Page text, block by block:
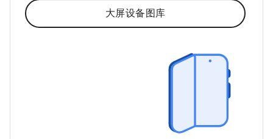
大屏设备图库